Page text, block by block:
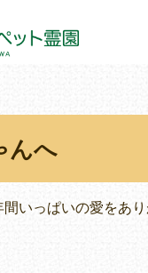
んへ
いっぱいの愛をあり